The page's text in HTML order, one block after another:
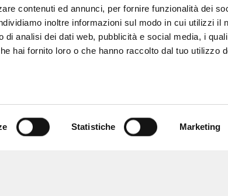
contenuti ed annunci, per fornire funzionalità dei
inoltre informazioni sul modo in cui utilizzi il
analisi dei dati web, pubblicità e social media, i
hai fornito loro o che hanno raccolto dal tuo utilizzo
Statistiche Marketing
LINGUA